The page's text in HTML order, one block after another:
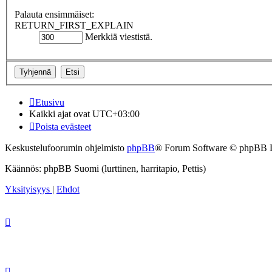
Palauta ensimmäiset:
RETURN_FIRST_EXPLAIN
Merkkiä viestistä.
Etusivu
Kaikki ajat ovat UTC+03:00
Poista evästeet
Keskustelufoorumin ohjelmisto phpBB® Forum Software © phpBB
Käännös: phpBB Suomi (lurttinen, harritapio, Pettis)
Yksityisyys | Ehdot